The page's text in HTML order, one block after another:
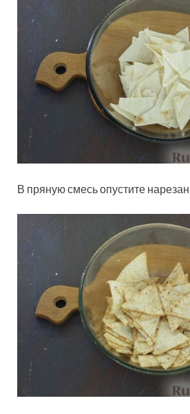
В пряную смесь опустите